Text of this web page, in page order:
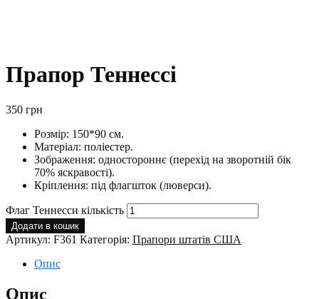
Прапор Теннессі
350 грн
Розмір: 150*90 см.
Матеріал: поліестер.
Зображення: одностороннє (перехід на зворотній бік
70% яскравості).
Кріплення: під флагшток (люверси).
Флаг Теннесси кількість
Додати в кошик
Артикул: F361 Категорія: Прапори штатів США
Опис
Опис